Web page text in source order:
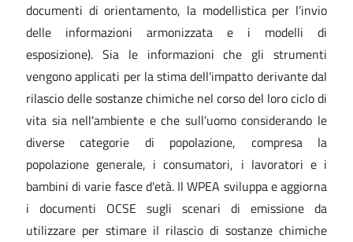
documenti di orientamento, la modellistica per l’invio
delle informazioni armonizzata e i modelli di
esposizione). Sia le informazioni che gli strumenti
vengono applicati per la stima dell'impatto derivante dal
rilascio delle sostanze chimiche nel corso del loro ciclo di
vita sia nell'ambiente e che sull’uomo considerando le
diverse categorie di popolazione, compresa la
popolazione generale, i consumatori, i lavoratori e i
bambini di varie fasce d'età. Il WPEA sviluppa e aggiorna
i documenti OCSE sugli scenari di emissione da
utilizzare per stimare il rilascio di sostanze chimiche